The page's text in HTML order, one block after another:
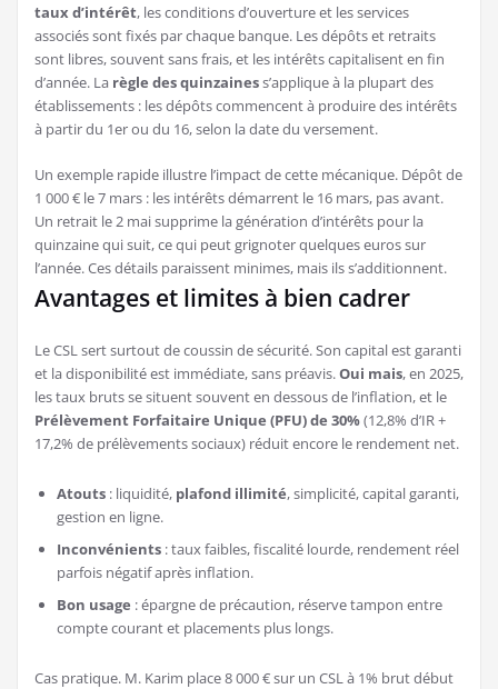
taux d’intérêt, les conditions d’ouverture et les services
associés sont fixés par chaque banque. Les dépôts et retraits
sont libres, souvent sans frais, et les intérêts capitalisent en fin
d’année. La règle des quinzainess’applique à la plupart des
établissements : les dépôts commencent à produire des intérêts
à partir du 1er ou du 16, selon la date du versement.
Un exemple rapide illustre l’impact de cette mécanique. Dépôt de
1 000 € le 7 mars : les intérêts démarrent le 16 mars, pas avant.
Un retrait le 2 mai supprime la génération d’intérêts pour la
quinzaine qui suit, ce qui peut grignoter quelques euros sur
l’année. Ces détails paraissent minimes, mais ils s’additionnent.
Avantages et limites à bien cadrer
Le CSL sert surtout de coussin de sécurité. Son capital est garanti
et la disponibilité est immédiate, sans préavis.Oui mais, en 2025,
les taux bruts se situent souvent en dessous de l’inflation, et le
Prélèvement Forfaitaire Unique (PFU) de 30%(12,8% d’IR +
17,2% de prélèvements sociaux) réduit encore le rendement net.
Atouts : liquidité, plafond illimité, simplicité, capital garanti,
gestion en ligne.
Inconvénients : taux faibles, fiscalité lourde, rendement réel
parfois négatif après inflation.
Bon usage : épargne de précaution, réserve tampon entre
compte courant et placements plus longs.
Cas pratique. M. Karim place 8 000 € sur un CSL à 1% brut début